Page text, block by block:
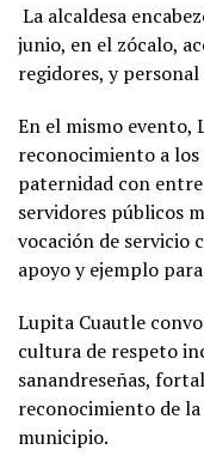
La alcaldesa
junio, en el zócalo,
regidores, y
En el mismo evento,
reconocimiento a los
paternidad con
servidores públicos
vocación de servicio
apoyo y ejemplo
Lupita Cuautle
cultura de respeto
sanandreseñas,
reconocimiento de
municipio.